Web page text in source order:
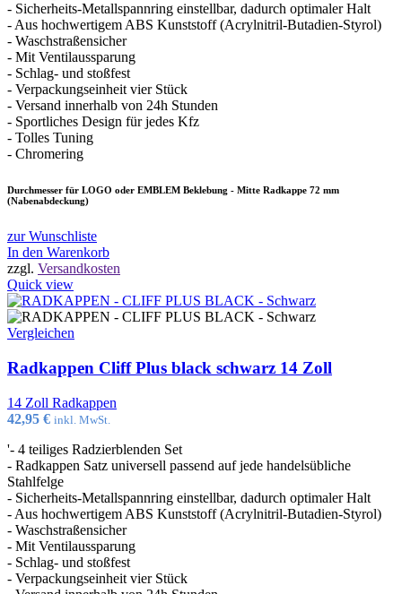
- Sicherheits-Metallspannring einstellbar, dadurch optimaler Halt
- Aus hochwertigem ABS Kunststoff (Acrylnitril-Butadien-Styrol)
- Waschstraßensicher
- Mit Ventilaussparung
- Schlag- und stoßfest
- Verpackungseinheit vier Stück
- Versand innerhalb von 24h Stunden
- Sportliches Design für jedes Kfz
- Tolles Tuning
- Chromering
Durchmesser für LOGO oder EMBLEM Beklebung - Mitte Radkappe 72 mm
(Nabenabdeckung)
zur Wunschliste
In den Warenkorb
zzgl. Versandkosten
Quick view
Vergleichen
Radkappen Cliff Plus black schwarz 14 Zoll
14 Zoll Radkappen
42,95 € inkl. MwSt.
'- 4 teiliges Radzierblenden Set
- Radkappen Satz universell passend auf jede handelsübliche
Stahlfelge
- Sicherheits-Metallspannring einstellbar, dadurch optimaler Halt
- Aus hochwertigem ABS Kunststoff (Acrylnitril-Butadien-Styrol)
- Waschstraßensicher
- Mit Ventilaussparung
- Schlag- und stoßfest
- Verpackungseinheit vier Stück